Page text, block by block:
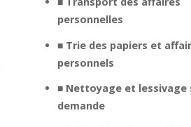
personnelles
■ Trie des papiers et
personnels
■ Nettoyage et lessivage
demande